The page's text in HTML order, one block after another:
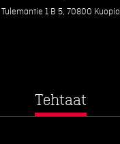
Tulemantie 1 B 5, 70800 Kuopio
Tehtaat